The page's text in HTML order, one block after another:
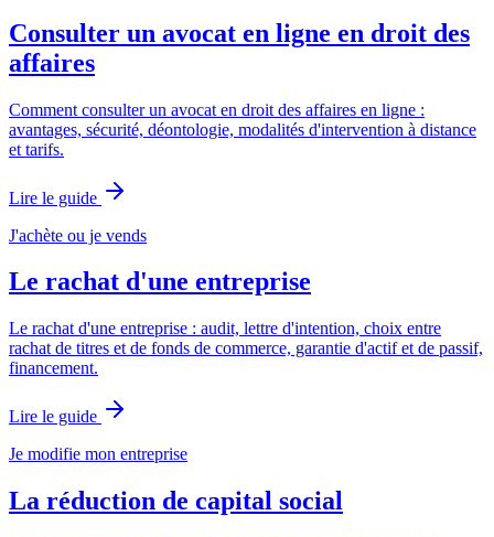
Consulter un avocat en ligne en droit des
affaires
Comment consulter un avocat en droit des affaires en ligne :
avantages, sécurité, déontologie, modalités d'intervention à distance
et tarifs.
Lire le guide
J'achète ou je vends
Le rachat d'une entreprise
Le rachat d'une entreprise : audit, lettre d'intention, choix entre
rachat de titres et de fonds de commerce, garantie d'actif et de passif,
financement.
Lire le guide
Je modifie mon entreprise
La réduction de capital social